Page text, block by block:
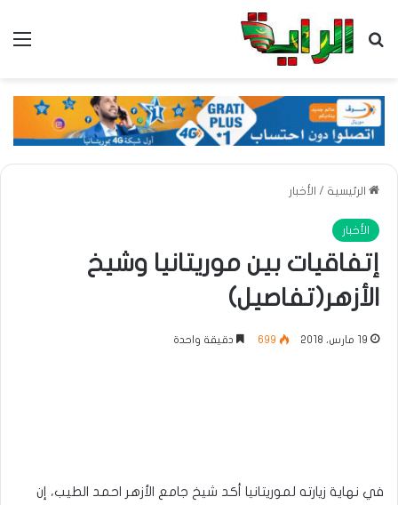
بحث عن
الرئيسية / الأخبار
الأخبار
إتفاقيات بين موريتانيا وشيخ
الأزهر(تفاصيل)
19 مارس، 2018 699 دقيقة واحدة
في نهاية زيارته لموريتانيا أكد شيخ جامع الأزهر احمد الطيب، إن